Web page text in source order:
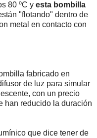
80 ºC y esta bombilla
"flotando" dentro de
metal en contacto con
fabricado en
de luz para simular
con un precio
han reducido la duración
que dice tener de